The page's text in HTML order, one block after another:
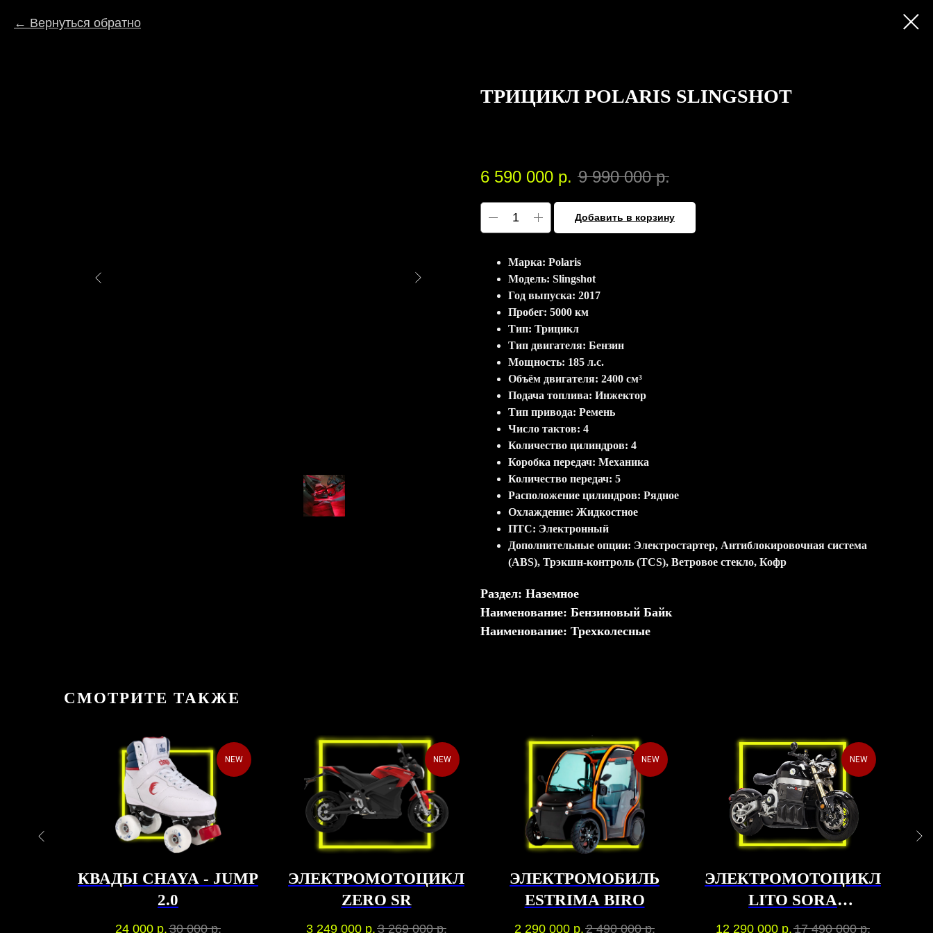
Вернуться обратно
ТРИЦИКЛ POLARIS SLINGSHOT
6 590 000 р. 9 990 000 р.
Добавить в корзину
Марка: Polaris
Модель: Slingshot
Год выпуска: 2017
Пробег: 5000 км
Тип: Трицикл
Тип двигателя: Бензин
Мощность: 185 л.c.
Объём двигателя: 2400 см³
Подача топлива: Инжектор
Тип привода: Ремень
Число тактов: 4
Количество цилиндров: 4
Коробка передач: Механика
Количество передач: 5
Расположение цилиндров: Рядное
Охлаждение: Жидкостное
ПТС: Электронный
Дополнительные опции: Электростартер, Антиблокировочная система
(ABS), Трэкшн-контроль (TCS), Ветровое стекло, Кофр
Раздел: Наземное
Наименование: Бензиновый Байк
Наименование: Трехколесные
СМОТРИТЕ ТАКЖЕ
NEW
КВАДЫ CHAYA - JUMP
2.0
24 000 р.30 000 р.
NEW
ЭЛЕКТРОМОТОЦИКЛ
ZERO SR
3 249 000 р.3 269 000 р.
NEW
ЭЛЕКТРОМОБИЛЬ
ESTRIMA BIRO
2 290 000 р.2 490 000 р.
NEW
ЭЛЕКТРОМОТОЦИКЛ
LITO SORA
SIGNATURE
12 290 000 р.17 490 000 р.